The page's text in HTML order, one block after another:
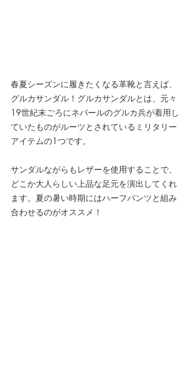
春夏シーズンに履きたくなる革靴と言えば、
グルカサンダル！グルカサンダルとは、元々
19世紀末ごろにネパールのグルカ兵が着用し
ていたものがルーツとされているミリタリー
アイテムの1つです。
サンダルながらもレザーを使用することで、
どこか大人らしい上品な足元を演出してくれ
ます。夏の暑い時期にはハーフパンツと組み
合わせるのがオススメ！